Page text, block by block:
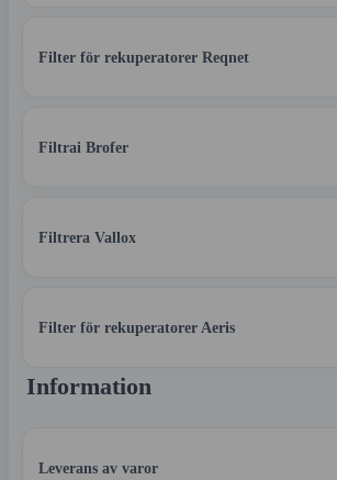
Filter för rekuperatorer Reqnet
Filtrai Brofer
Filtrera Vallox
Filter för rekuperatorer Aeris
Information
Leverans av varor